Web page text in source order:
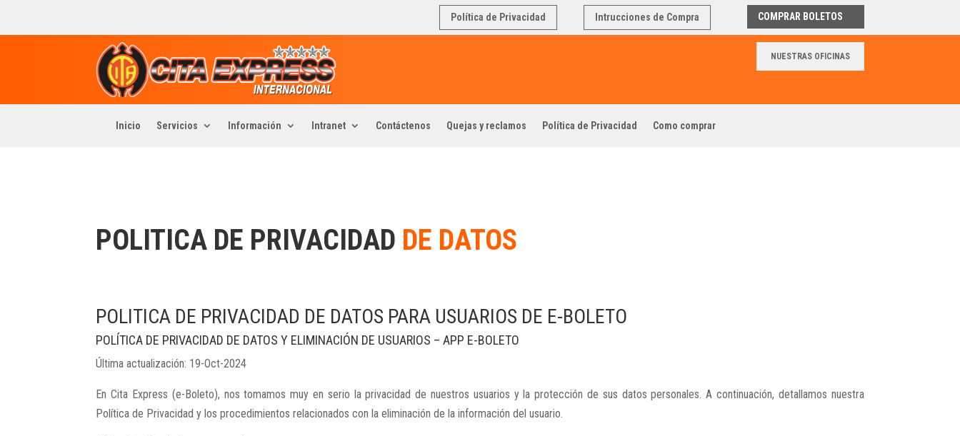
Política de Privacidad Intrucciones de Compra COMPRAR BOLETOS
NUESTRAS OFICINAS
Inicio Servicios Información Intranet Contáctenos Quejas y reclamos Política de Privacidad Como comprar
POLITICA DE PRIVACIDAD DE DATOS
POLITICA DE PRIVACIDAD DE DATOS PARA USUARIOS DE E-BOLETO
POLÍTICA DE PRIVACIDAD DE DATOS Y ELIMINACIÓN DE USUARIOS – APP E-BOLETO
Última actualización: 19-Oct-2024
En Cita Express (e-Boleto), nos tomamos muy en serio la privacidad de nuestros usuarios y la protección de sus datos personales. A continuación, detallamos nuestra
Política de Privacidad y los procedimientos relacionados con la eliminación de la información del usuario.